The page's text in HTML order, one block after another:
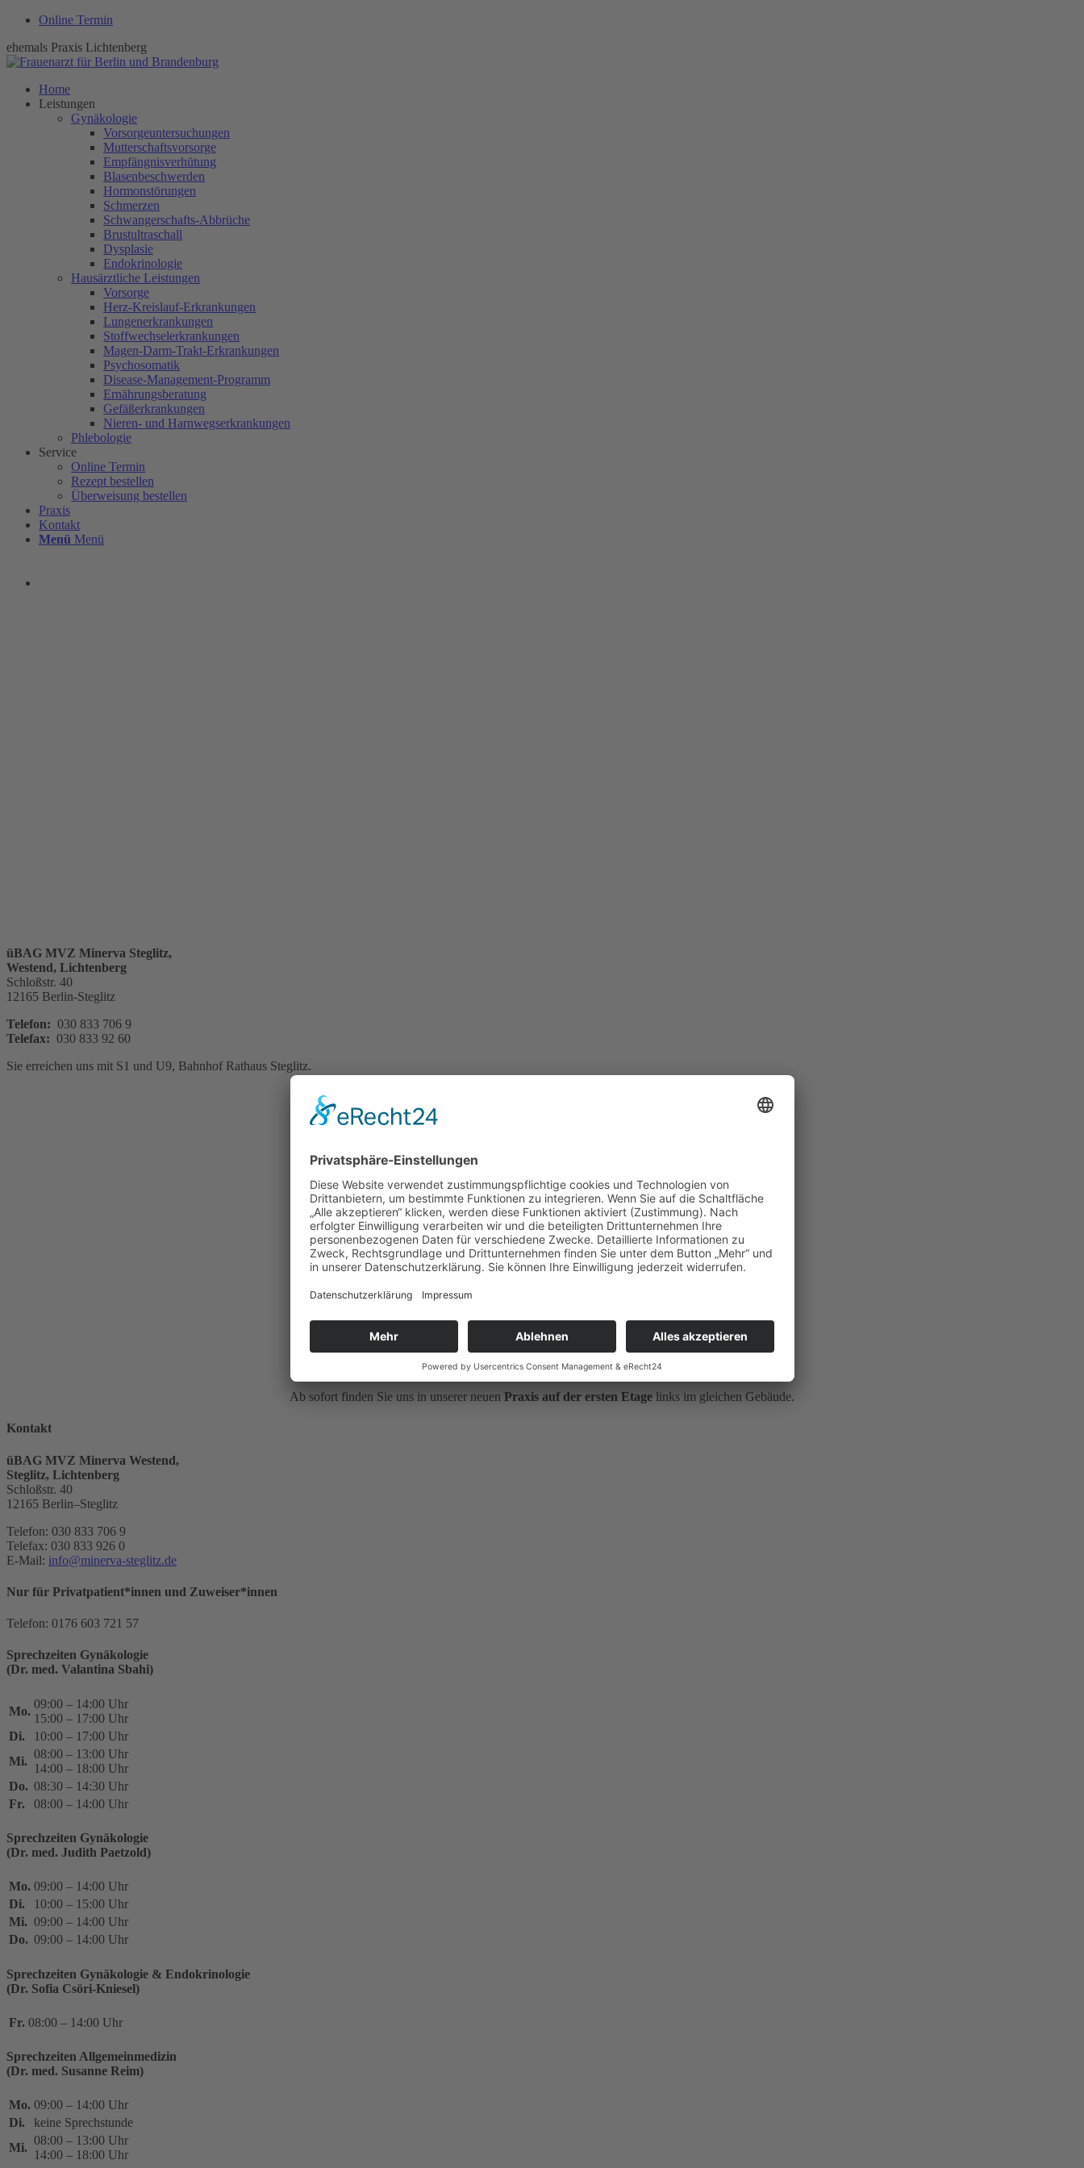
Online Termin
ehemals Praxis Lichtenberg
Home
Leistungen
Gynäkologie
Vorsorgeuntersuchungen
Mutterschaftsvorsorge
Empfängnisverhütung
Blasenbeschwerden
Hormonstörungen
Schmerzen
Schwangerschafts-Abbrüche
Brustultraschall
Dysplasie
Endokrinologie
Hausärztliche Leistungen
Vorsorge
Herz-Kreislauf-Erkrankungen
Lungenerkrankungen
Stoffwechselerkrankungen
Magen-Darm-Trakt-Erkrankungen
Psychosomatik
Disease-Management-Programm
Ernährungsberatung
Gefäßerkrankungen
Nieren- und Harnwegserkrankungen
Phlebologie
Service
Online Termin
Rezept bestellen
Überweisung bestellen
Praxis
Kontakt
Menü Menü
üBAG MVZ Minerva Steglitz,
Westend, Lichtenberg
Schloßstr. 40
12165 Berlin-Steglitz
Telefon: 030 833 706 9
Telefax: 030 833 92 60
Sie erreichen uns mit S1 und U9, Bahnhof Rathaus Steglitz.
Ab sofort finden Sie uns in unserer neuen Praxis auf der ersten Etage links im gleichen Gebäude.
Kontakt
üBAG MVZ Minerva Westend,
Steglitz, Lichtenberg
Schloßstr. 40
12165 Berlin–Steglitz
Telefon: 030 833 706 9
Telefax: 030 833 926 0
E-Mail: info@minerva-steglitz.de
Nur für Privatpatient*innen und Zuweiser*innen
Telefon: 0176 603 721 57
Sprechzeiten Gynäkologie
(Dr. med. Valantina Sbahi)
Mo.
09:00 – 14:00 Uhr
15:00 – 17:00 Uhr
Di.
10:00 – 17:00 Uhr
Mi.
08:00 – 13:00 Uhr
14:00 – 18:00 Uhr
Do. 08:30 – 14:30 Uhr
Fr.
08:00 – 14:00 Uhr
Sprechzeiten Gynäkologie
(Dr. med. Judith Paetzold)
Mo. 09:00 – 14:00 Uhr
Di.
10:00 – 15:00 Uhr
Mi. 09:00 – 14:00 Uhr
Do. 09:00 – 14:00 Uhr
Sprechzeiten Gynäkologie & Endokrinologie
(Dr. Sofia Csöri-Kniesel)
Fr. 08:00 – 14:00 Uhr
Sprechzeiten Allgemeinmedizin
(Dr. med. Susanne Reim)
Mo. 09:00 – 14:00 Uhr
Di.
keine Sprechstunde
Mi.
08:00 – 13:00 Uhr
14:00 – 18:00 Uhr